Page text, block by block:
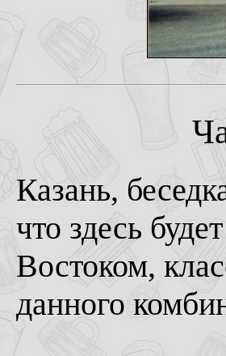
Казань,
что здесь
Востоком,
данного